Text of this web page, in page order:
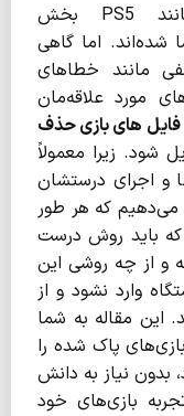
این روزها کنسول‌های بازی مانند PS5 بخش
شده‌اند. اما گاهی
مانند خطاهای
مورد علاقه‌مان
فایل های بازی حذف
شود. زیرا معمولاً
و اجرای درستشان
می‌دهیم که هر طور
که باید روش درست
و از چه روشی این
وارد نشود و از
این مقاله به شما
پاک شده را
بدون نیاز به دانش
بازی‌های خود